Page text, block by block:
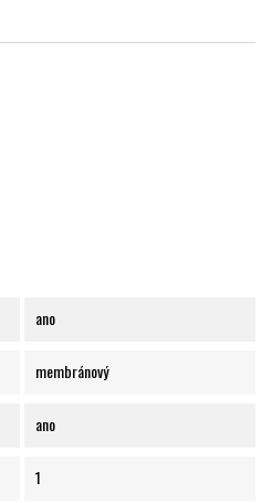
ano
membránový
ano
1